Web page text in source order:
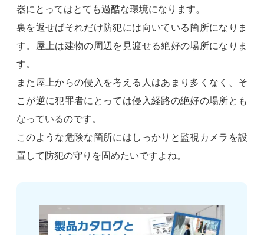
器にとってはとても過酷な環境になります。
裏を返せばそれだけ防犯には向いている箇所になりま
す。屋上は建物の周辺を見渡せる絶好の場所になりま
す。
また屋上からの侵入を考える人はあまり多くなく、そ
こが逆に犯罪者にとっては侵入経路の絶好の場所とも
なっているのです。
このような危険な箇所にはしっかりと監視カメラを設
置して防犯の守りを固めたいですよね。